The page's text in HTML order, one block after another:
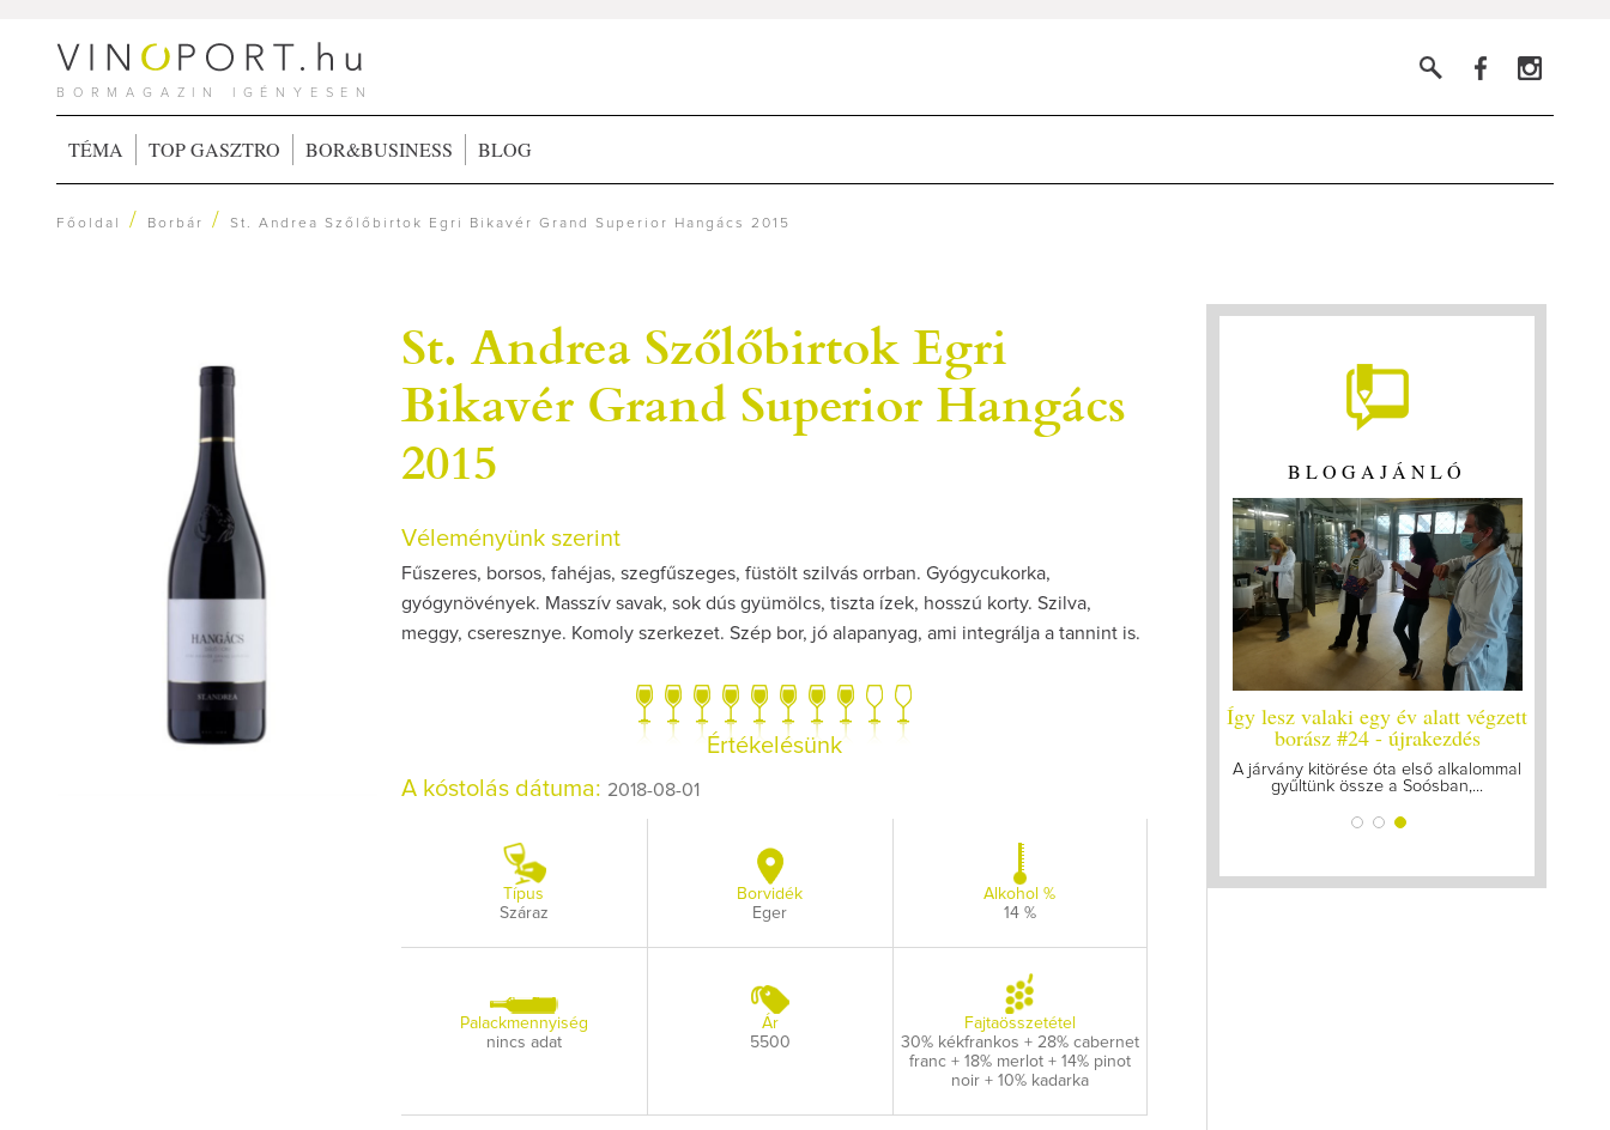
BORMAGAZIN IGÉNYESEN
TÉMA TOP GASZTRO BOR&BUSINESS BLOG
Főoldal / Borbár /St. Andrea Szőlőbirtok Egri Bikavér Grand Superior Hangács 2015
St. Andrea Szőlőbirtok Egri
Bikavér Grand Superior Hangács
2015
Véleményünk szerint
Fűszeres, borsos, fahéjas, szegfűszeges, füstölt szilvás orrban. Gyógycukorka,
gyógynövények. Masszív savak, sok dús gyümölcs, tiszta ízek, hosszú korty. Szilva,
meggy, cseresznye. Komoly szerkezet. Szép bor, jó alapanyag, ami integrálja a tannint is.
Értékelésünk
A kóstolás dátuma: 2018-08-01
Típus
Száraz
Borvidék
Eger
Alkohol %
14 %
Palackmennyiség
nincs adat
Ár
5500
Fajtaösszetétel
30% kékfrankos + 28% cabernet
franc + 18% merlot + 14% pinot
noir + 10% kadarka
BLOGAJÁNLÓ
Így lesz valaki egy év alatt végzett
borász #26 - tényleg a legutolsó
poszt
Az extra ráadás fotók mellett a legjobb
Így lesz valaki egy év alatt végzett
borász #24 - újrakezdés
A járvány kitörése óta első alkalommal
gyűltünk össze a Soósban,...